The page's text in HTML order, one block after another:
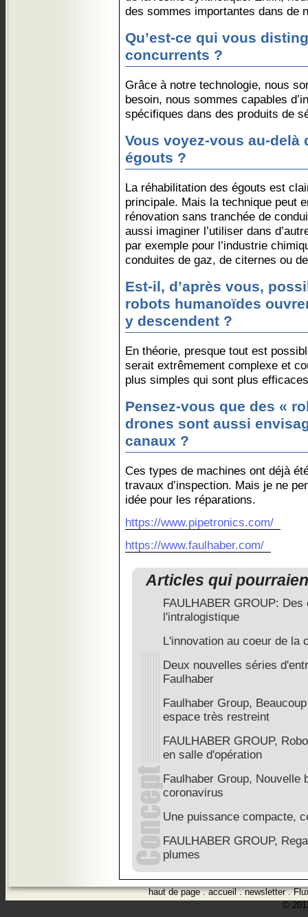
des sommes importantes dans de
Qu’est-ce qui vous
concurrents ?
Grâce à notre technologie, nous
besoin, nous sommes capables
spécifiques dans des produits de
Vous voyez-vous au-delà
égouts ?
La réhabilitation des égouts est
principale. Mais la technique peut
rénovation sans tranchée de
aussi imaginer l’utiliser dans
par exemple pour l’industrie
conduites de gaz, de citernes ou
Est-il, d’après vous,
robots humanoïdes
y descendent ?
En théorie, presque tout est
serait extrêmement complexe et
plus simples qui sont plus
Pensez-vous que des «
drones sont aussi
canaux ?
Ces types de machines ont déjà
travaux d’inspection. Mais je ne
idée pour les réparations.
https://www.pipetronics.com/
https://www.faulhaber.com/
Articles qui
FAULHABER GROUP:
l'intralogistique
L'innovation au coeur de la
Deux nouvelles séries
Faulhaber
Faulhaber Group,
espace très restreint
FAULHABER GROUP,
en salle d'opération
Faulhaber Group, Nouvelle
coronavirus
Une puissance compacte,
FAULHABER GROUP,
plumes
haut de page.accueil.newsletter.
©